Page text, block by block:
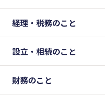
経理・税務のこと
設立・相続のこと
財務のこと